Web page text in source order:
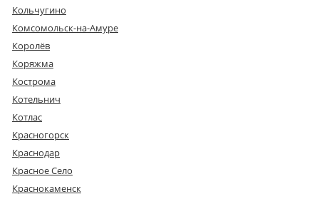
Кольчугино
Комсомольск-на-Амуре
Королёв
Коряжма
Кострома
Котельнич
Котлас
Красногорск
Краснодар
Красное Село
Краснокаменск